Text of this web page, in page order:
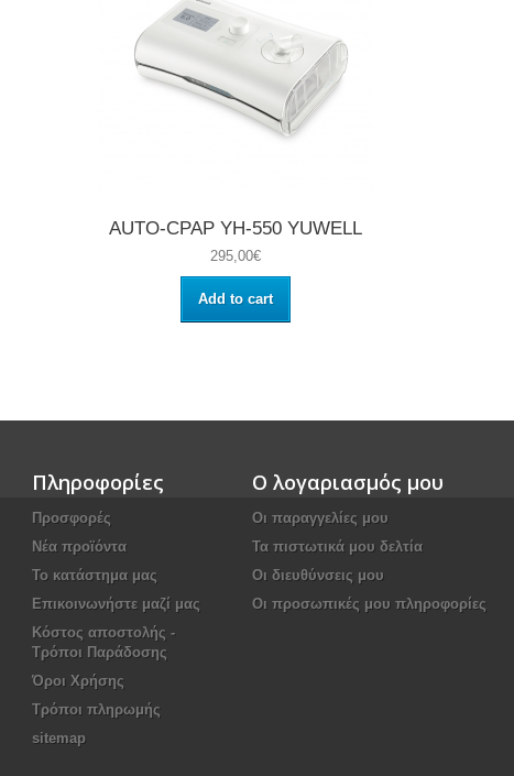
AUTO-CPAP YH-550 YUWELL
295,00€
Add to cart
Πληροφορίες
Προσφορές
Νέα προϊόντα
Το κατάστημα μας
Επικοινωνήστε μαζί μας
Κόστος αποστολής -
Τρόποι Παράδοσης
Όροι Χρήσης
Τρόποι πληρωμής
sitemap
Ο λογαριασμός μου
Οι παραγγελίες μου
Τα πιστωτικά μου δελτία
Οι διευθύνσεις μου
Οι προσωπικές μου πληροφορίες